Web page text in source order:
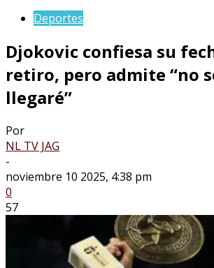
Deportes
Djokovic confiesa su
retiro, pero admite “no
llegaré”
Por
NL TV JAG
-
noviembre 10 2025, 4:38 pm
0
57